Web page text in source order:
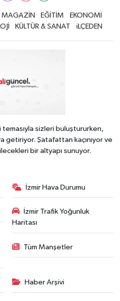
MAGAZİN EĞİTİM
EKONOMİ
KÜLTÜR & SANAT iLÇEDEN
sizleri buluştururken,
getiriyor. Şatafattan kaçınıyor ve
bir altyapı sunuyor.
İzmir Hava Durumu
İzmir Trafik Yoğunluk
Haritası
Tüm Manşetler
Haber Arşivi